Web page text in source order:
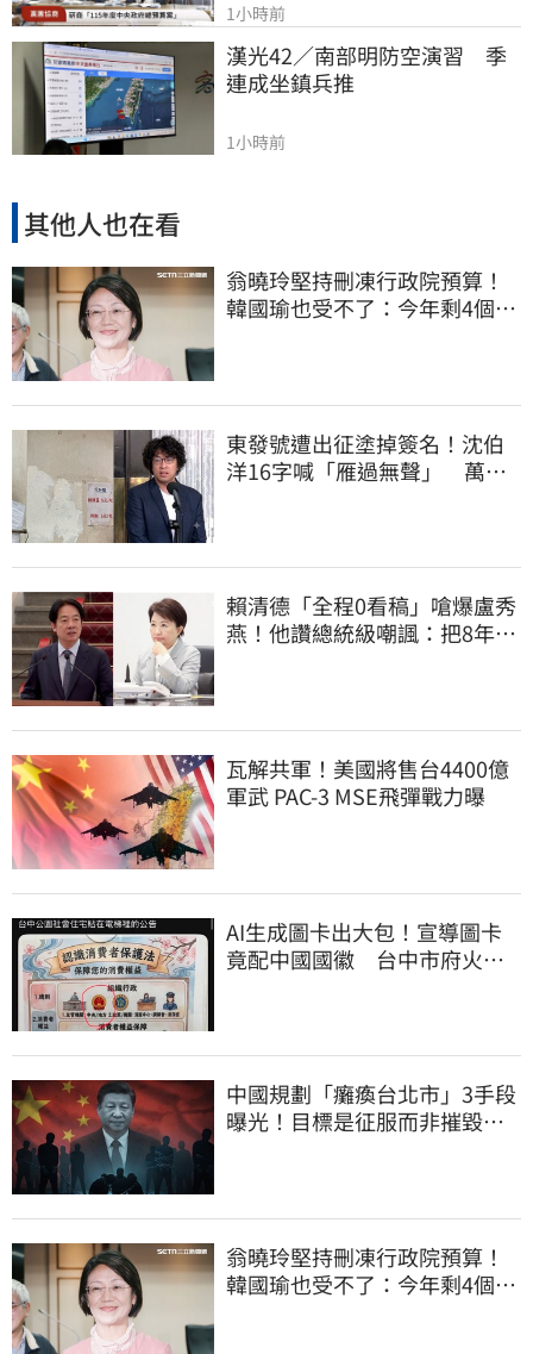
1小時前
漢光42／南部明防空演習　季
連成坐鎮兵推
1小時前
其他人也在看
翁曉玲堅持刪凍行政院預算！
韓國瑜也受不了：今年剩4個月
東發號遭出征塗掉簽名！沈伯
洋16字喊「雁過無聲」 萬人
賴清德「全程0看稿」嗆爆盧秀
燕！他讚總統級嘲諷：把8年總
瓦解共軍！美國將售台4400億
軍武 PAC-3 MSE飛彈戰力曝
AI生成圖卡出大包！宣導圖卡
竟配中國國徽 台中市府火速
中國規劃「癱瘓台北市」3手段
曝光！目標是征服而非摧毀、
翁曉玲堅持刪凍行政院預算！
韓國瑜也受不了：今年剩4個月